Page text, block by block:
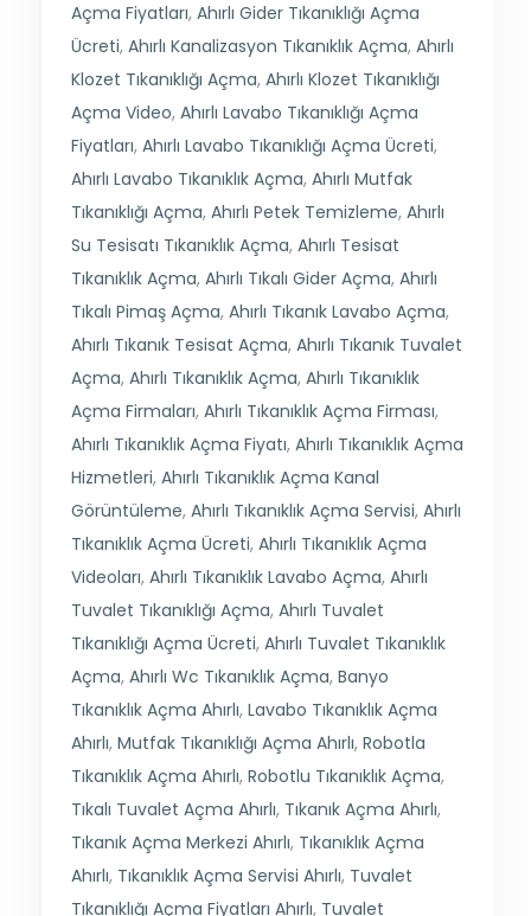
Açma Fiyatları, Ahırlı Gider Tıkanıklığı Açma
Ücreti, Ahırlı Kanalizasyon Tıkanıklık Açma, Ahırlı
Klozet Tıkanıklığı Açma, Ahırlı Klozet Tıkanıklığı
Açma Video, Ahırlı Lavabo Tıkanıklığı Açma
Fiyatları, Ahırlı Lavabo Tıkanıklığı Açma Ücreti,
Ahırlı Lavabo Tıkanıklık Açma, Ahırlı Mutfak
Tıkanıklığı Açma, Ahırlı Petek Temizleme, Ahırlı
Su Tesisatı Tıkanıklık Açma, Ahırlı Tesisat
Tıkanıklık Açma, Ahırlı Tıkalı Gider Açma, Ahırlı
Tıkalı Pimaş Açma, Ahırlı Tıkanık Lavabo Açma,
Ahırlı Tıkanık Tesisat Açma, Ahırlı Tıkanık Tuvalet
Açma, Ahırlı Tıkanıklık Açma, Ahırlı Tıkanıklık
Açma Firmaları, Ahırlı Tıkanıklık Açma Firması,
Ahırlı Tıkanıklık Açma Fiyatı, Ahırlı Tıkanıklık Açma
Hizmetleri, Ahırlı Tıkanıklık Açma Kanal
Görüntüleme, Ahırlı Tıkanıklık Açma Servisi, Ahırlı
Tıkanıklık Açma Ücreti, Ahırlı Tıkanıklık Açma
Videoları, Ahırlı Tıkanıklık Lavabo Açma, Ahırlı
Tuvalet Tıkanıklığı Açma, Ahırlı Tuvalet
Tıkanıklığı Açma Ücreti, Ahırlı Tuvalet Tıkanıklık
Açma, Ahırlı Wc Tıkanıklık Açma, Banyo
Tıkanıklık Açma Ahırlı, Lavabo Tıkanıklık Açma
Ahırlı, Mutfak Tıkanıklığı Açma Ahırlı, Robotla
Tıkanıklık Açma Ahırlı, Robotlu Tıkanıklık Açma,
Tıkalı Tuvalet Açma Ahırlı, Tıkanık Açma Ahırlı,
Tıkanık Açma Merkezi Ahırlı, Tıkanıklık Açma
Ahırlı, Tıkanıklık Açma Servisi Ahırlı, Tuvalet
Tıkanıklığı Açma Fiyatları Ahırlı, Tuvalet